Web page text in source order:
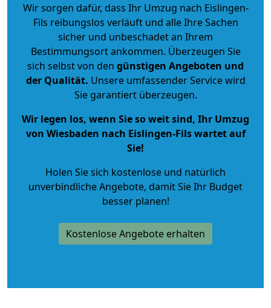
Wir sorgen dafür, dass Ihr Umzug nach Eislingen-
Fils reibungslos verläuft und alle Ihre Sachen
sicher und unbeschadet an Ihrem
Bestimmungsort ankommen. Überzeugen Sie
sich selbst von den günstigen Angeboten und
der Qualität. Unsere umfassender Service wird
Sie garantiert überzeugen.
Wir legen los, wenn Sie so weit sind, Ihr Umzug
von Wiesbaden nach Eislingen-Fils wartet auf
Sie!
Holen Sie sich kostenlose und natürlich
unverbindliche Angebote, damit Sie Ihr Budget
besser planen!
Kostenlose Angebote erhalten